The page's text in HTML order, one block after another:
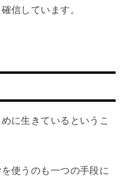
信しています。
に生きているというこ
使うのも一つの手段に